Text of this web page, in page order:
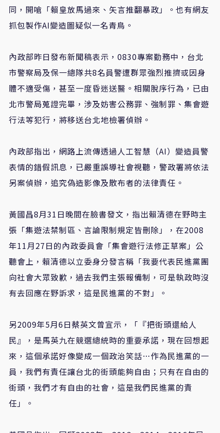
同，開嗆「賴皇放馬過來、矢言推翻暴政」。也有網友
抓包製作AI變造圖疑似一名青鳥。
內政部昨日發布新聞稿表示，0830專案勤務中，台北
市警察局及保一總隊共8名員警遭群眾強烈推擠或因身
體不適受傷，甚至一度昏迷送醫。相關脫序行為，已由
北市警局蒐證完畢，涉及妨害公務罪、強制罪、集會遊
行法等犯行，將移送台北地檢署偵辦。
內政部指出，網路上流傳透過人工智慧（AI）變造員警
表情的錯假訊息，已嚴重誤導社會視聽，警政署將依法
另案偵辦，追究偽造影像及散布者的法律責任。
黃國昌8月31日晚間在臉書發文，指出賴清德在野時主
張「集遊法禁制區、言論限制規定皆刪除」，在2008
年11月27日的內政委員會「集會遊行法修正草案」公
聽會上，賴清德以立委身分發言稱「我要代表民進黨團
向社會大眾致歉，過去我們主張報備制，可是執政時沒
有去回應在野訴求，這是民進黨的不對」。
另2009年5月6日蔡英文曾宣示，「『把街頭還給人
民』，是馬英九在競選總統時的重要承諾，現在回想起
來，這個承諾好像變成一個政治笑話…作為民進黨的一
員，我們有責任讓台北的街頭能夠自由；只有在自由的
街頭，我們才有自由的社會，這是我們民進黨的責
任」。